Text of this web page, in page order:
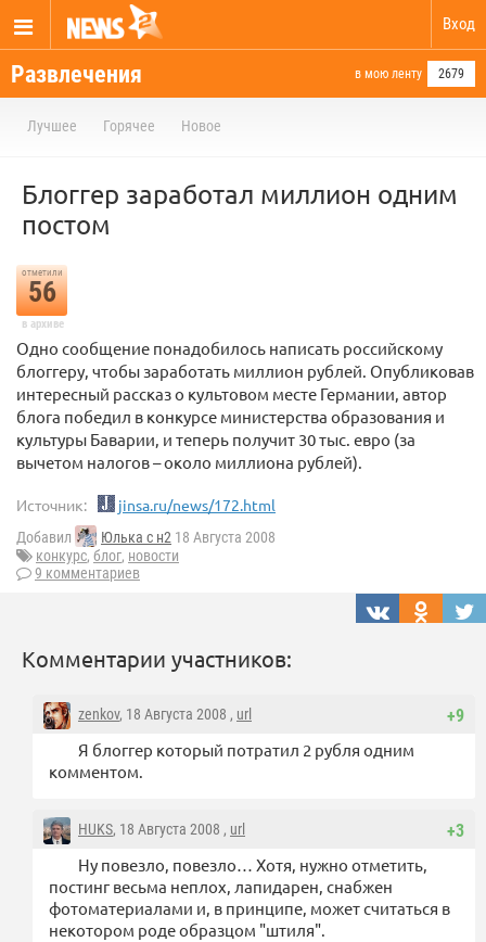
Вход
Развлечения в мою ленту 2679
Лучшее Горячее Новое
Блоггер заработал миллион одним
постом
отметили
56
в архиве
Одно сообщение понадобилось написать российскому
блоггеру, чтобы заработать миллион рублей. Опубликовав
интересный рассказ о культовом месте Германии, автор
блога победил в конкурсе министерства образования и
культуры Баварии, и теперь получит 30 тыс. евро (за
вычетом налогов – около миллиона рублей).
Источник: jinsa.ru/news/172.html
Добавил Юлька с н2 18 Августа 2008
конкурс, блог, новости
9 комментариев
Комментарии участников:
+9
zenkov, 18 Августа 2008 , url
Я блоггер который потратил 2 рубля одним
комментом.
+3
HUKS, 18 Августа 2008 , url
Ну повезло, повезло… Хотя, нужно отметить,
постинг весьма неплох, лапидарен, снабжен
фотоматериалами и, в принципе, может считаться в
некотором роде образцом "штиля".